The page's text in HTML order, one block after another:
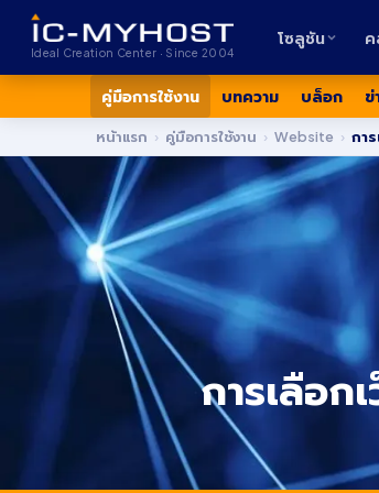
Ideal Creation Center · Since 2004
โซลูชัน ค
คู่มือการใช้งาน บทความ บล็อก ข่
หน้าแรก › คู่มือการใช้งาน › Website ›
การเลือก